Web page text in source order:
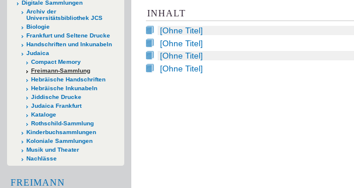
Digitale Sammlungen
Archiv der
Universitätsbibliothek JCS
Biologie
Frankfurt und Seltene Drucke
Handschriften und Inkunabeln
Judaica
Compact Memory
Freimann-Sammlung
Hebräische Handschriften
Hebräische Inkunabeln
Jiddische Drucke
Judaica Frankfurt
Kataloge
Rothschild-Sammlung
Kinderbuchsammlungen
Koloniale Sammlungen
Musik und Theater
Nachlässe
FREIMANN
INHALT
[Ohne Titel]
[Ohne Titel]
[Ohne Titel]
[Ohne Titel]